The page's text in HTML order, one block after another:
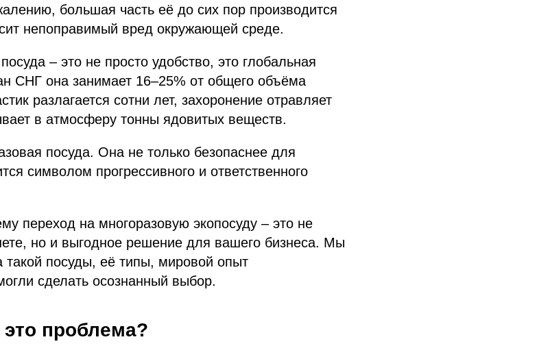
большая часть её до сих пор производится
непоправимый вред окружающей среде.
– это не просто удобство, это глобальная
СНГ она занимает 16–25% от общего объёма
разлагается сотни лет, захоронение отравляет
в атмосферу тонны ядовитых веществ.
посуда. Она не только безопаснее для
символом прогрессивного и ответственного
переход на многоразовую экопосуду – это не
но и выгодное решение для вашего бизнеса. Мы
посуды, её типы, мировой опыт
сделать осознанный выбор.
проблема?